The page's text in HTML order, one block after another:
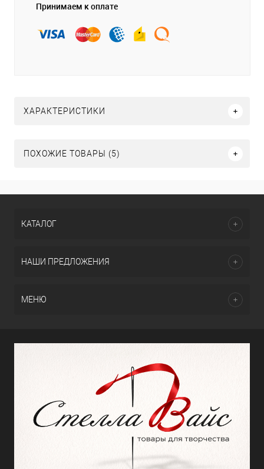
Принимаем к оплате
ХАРАКТЕРИСТИКИ
ПОХОЖИЕ ТОВАРЫ (5)
КАТАЛОГ
НАШИ ПРЕДЛОЖЕНИЯ
МЕНЮ